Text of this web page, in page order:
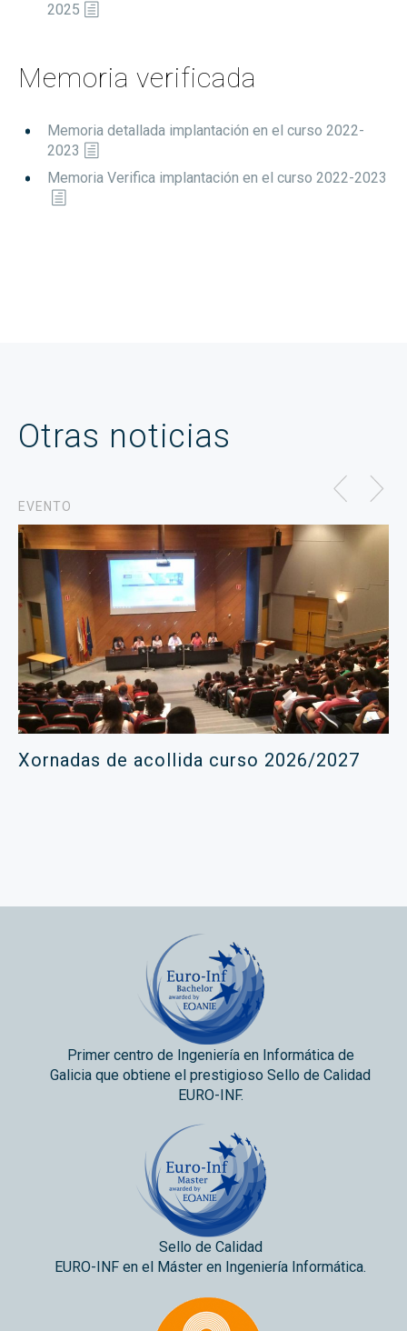
2025
Memoria verificada
Memoria detallada implantación en el curso 2022-
2023
Memoria Verifica implantación en el curso 2022-2023
Otras noticias
EVENTO
Xornadas de acollida curso 2026/2027
Primer centro de Ingeniería en Informática de
Galicia que obtiene el prestigioso Sello de Calidad
EURO-INF.
Sello de Calidad
EURO-INF en el Máster en Ingeniería Informática.